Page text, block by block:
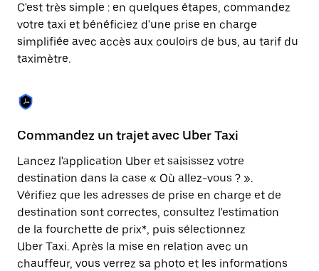
une
date.
Appuyez
sur
la
pour
fermer
calendrier.
C'est très simple : en quelques étapes, commandez
votre taxi et bénéficiez d'une prise en charge
simplifiée avec accès aux couloirs de bus, au tarif du
taximètre.
Commandez un trajet avec Uber Taxi
Lancez l'application Uber et saisissez votre
destination dans la case « Où allez-vous ? ».
Vérifiez que les adresses de prise en charge et de
destination sont correctes, consultez l'estimation
de la fourchette de prix*, puis sélectionnez
Uber Taxi. Après la mise en relation avec un
chauffeur, vous verrez sa photo et les informations